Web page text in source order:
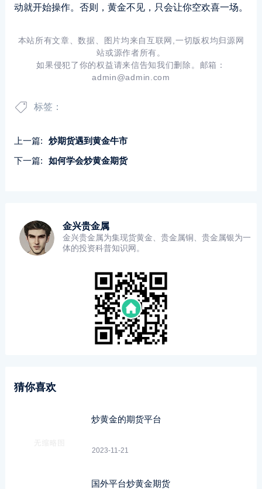
动就开始操作。否则，黄金不见，只会让你空欢喜一场。
本站所有文章、数据、图片均来自互联网,一切版权均归源网
站或源作者所有。
如果侵犯了你的权益请来信告知我们删除。邮箱：
admin@admin.com
标签：
上一篇:
炒期货遇到黄金牛市
下一篇:
如何学会炒黄金期货
金兴贵金属
金兴贵金属为集现货黄金、贵金属铜、贵金属银为一
体的投资科普知识网。
猜你喜欢
炒黄金的期货平台
2023-11-21
国外平台炒黄金期货